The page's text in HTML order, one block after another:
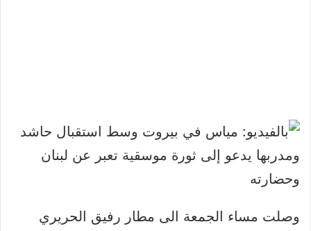
وصلت مساء الجمعة الى مطار رفيق الحريري